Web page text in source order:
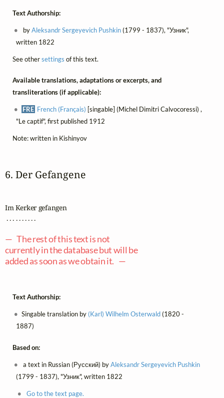
Text Authorship:
byAleksandr Sergeyevich Pushkin(1799 - 1837), "Узник",
written 1822
See othersettings of this text.
Available translations, adaptations or excerpts, and
transliterations (if applicable):
FRE French (Français) [singable] (Michel Dimitri Calvocoressi) ,
"Le captif", first published 1912
Note: written in Kishinyov
6. Der Gefangene
Im Kerker gefangen
. . . . . . . . . .
— The rest of this text is not
currently in the database but will be
added as soon as we obtain it. —
Text Authorship:
Singable translation by (Karl) Wilhelm Osterwald(1820 -
1887)
Based on:
a text in Russian (Русский) byAleksandr Sergeyevich Pushkin
(1799 - 1837), "Узник", written 1822
Go to the text page.